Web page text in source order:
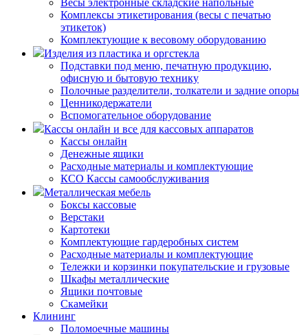
Комплексы этикетирования (весы с печатью
этикеток)
Комплектующие к весовому оборудованию
Изделия из пластика и оргстекла
Подставки под меню, печатную продукцию,
офисную и бытовую технику
Полочные разделители, толкатели и задние опоры
Ценникодержатели
Вспомогательное оборудование
Кассы онлайн и все для кассовых аппаратов
Кассы онлайн
Денежные ящики
Расходные материалы и комплектующие
КСО Кассы самообслуживания
Металлическая мебель
Боксы кассовые
Верстаки
Картотеки
Комплектующие гардеробных систем
Расходные материалы и комплектующие
Тележки и корзинки покупательские и грузовые
Шкафы металлические
Ящики почтовые
Скамейки
Клининг
Поломоечные машины